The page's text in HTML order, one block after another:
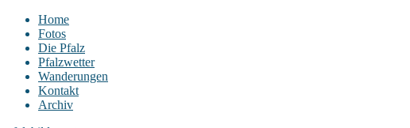
Home
Fotos
Die Pfalz
Pfalzwetter
Wanderungen
Kontakt
Archiv